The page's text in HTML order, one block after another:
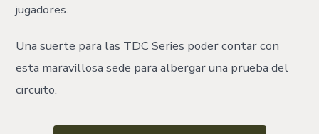
jugadores.
Una suerte para las TDC Series poder contar con
esta maravillosa sede para albergar una prueba del
circuito.